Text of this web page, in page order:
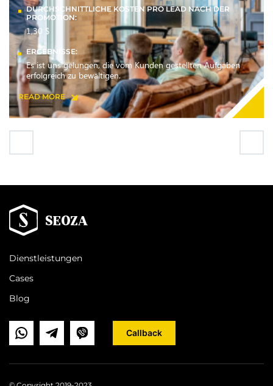
DURCHSCHNITTLICHE KOSTEN PRO LEAD NACH DER
PROMOTION:
1,30 $
ERGEBNISSE:
Es ist uns gelungen, die vom Kunden gestellten Aufgaben
erfolgreich zu bewältigen.
READ MORE
Dienstleistungen
Cases
Blog
Callback